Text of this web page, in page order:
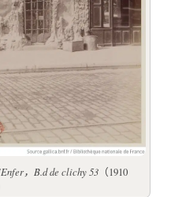
，B.d de clichy 53（1910